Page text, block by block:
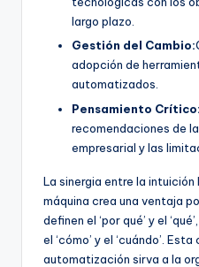
largo plazo.
Gestión del Cambio:
adopción de
automatizados.
Pensamiento Crítico:
recomendaciones de
empresarial y las
La sinergia entre la intuición
máquina crea una ventaja
definen el ‘por qué’ y el
el ‘cómo’ y el ‘cuándo’.
automatización sirva a la